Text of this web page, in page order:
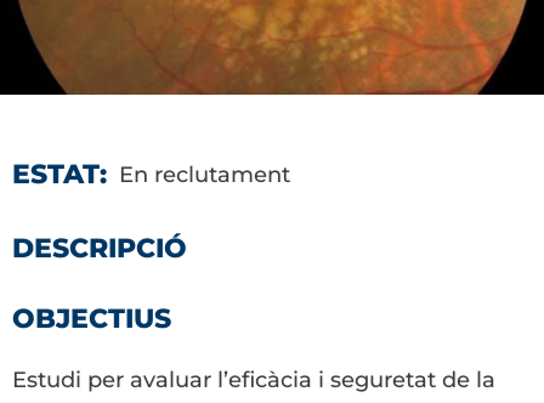
ESTAT: En reclutament
DESCRIPCIÓ
OBJECTIUS
Estudi per avaluar l’eficàcia i seguretat de la